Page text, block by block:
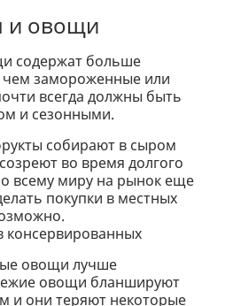
и овощи
содержат больше
чем замороженные или
всегда должны быть
и сезонными.
собирают в сыром
во время долгого
всему миру на рынок еще
покупки в местных
овощи лучше
овощи бланшируют
и они теряют некоторые